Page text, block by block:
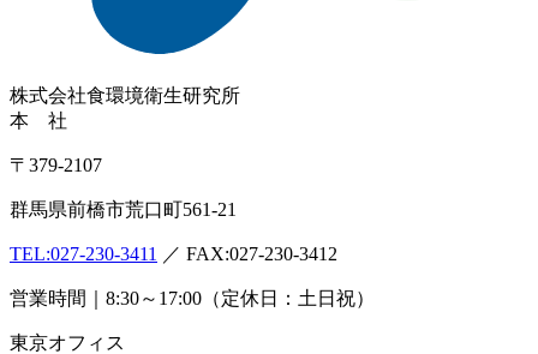
株式会社食環境衛生研究所
本 社
〒379-2107
群馬県前橋市荒口町561-21
TEL:027-230-3411 ／ FAX:027-230-3412
営業時間｜8:30～17:00（定休日：土日祝）
東京オフィス